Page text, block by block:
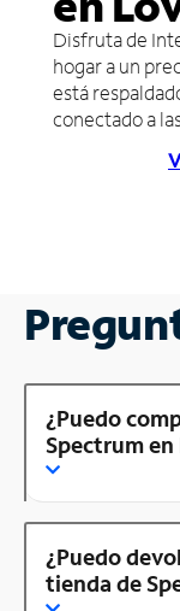
Disfruta de
hogar a un
está
conectado a
¿Puedo
Spectrum en
¿Puedo
tienda de